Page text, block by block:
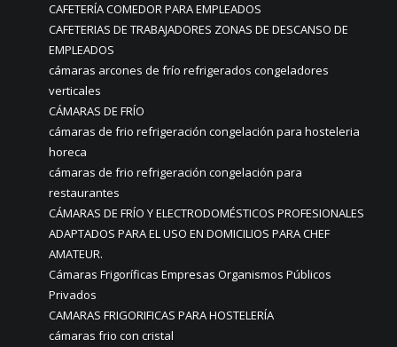
CAFETERÍA COMEDOR PARA EMPLEADOS
CAFETERIAS DE TRABAJADORES ZONAS DE DESCANSO DE
EMPLEADOS
cámaras arcones de frío refrigerados congeladores
verticales
CÁMARAS DE FRÍO
cámaras de frio refrigeración congelación para hosteleria
horeca
cámaras de frio refrigeración congelación para
restaurantes
CÁMARAS DE FRÍO Y ELECTRODOMÉSTICOS PROFESIONALES
ADAPTADOS PARA EL USO EN DOMICILIOS PARA CHEF
AMATEUR.
Cámaras Frigoríficas Empresas Organismos Públicos
Privados
CAMARAS FRIGORIFICAS PARA HOSTELERÍA
cámaras frio con cristal